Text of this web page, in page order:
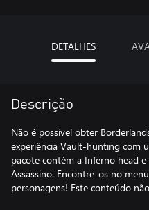
DETALHES
Descrição
Não é possível obter
experiência Vault-hunting com
pacote contém a Inferno head
Assassino. Encontre-os no
personagens! Este conteúdo